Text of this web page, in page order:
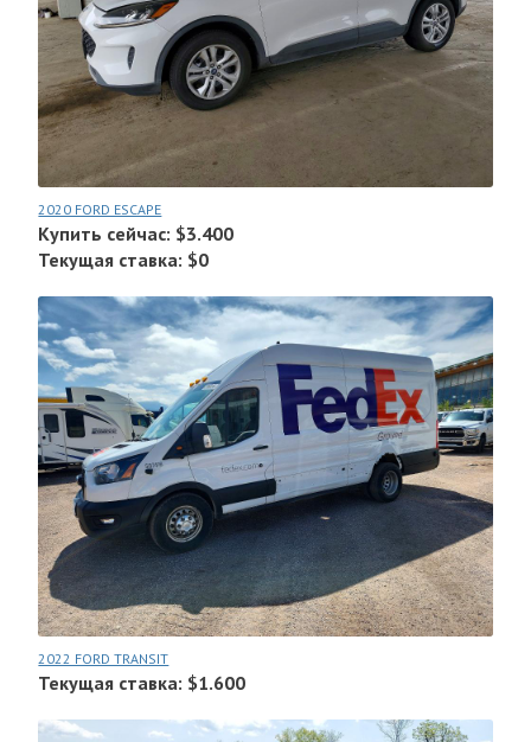
2020 FORD ESCAPE
Купить сейчас: $3.400
Текущая ставка: $0
2022 FORD TRANSIT
Текущая ставка: $1.600